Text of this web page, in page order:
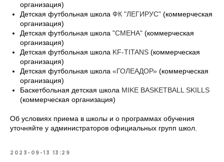
организация)
Детская футбольная школа ФК "ЛЕГИРУС" (коммерческая
организация)
Детская футбольная школа "СМЕНА" (коммерческая
организация)
Детская футбольная школа KF-TITANS (коммерческая
организация)
Детская футбольная школа «ГОЛЕАДОР» (коммерческая
организация)
Баскетбольная детская школа MIKE BASKETBALL SKILLS
(коммерческая организация)
Об условиях приема в школы и о программах обучения
уточняйте у администраторов официальных групп школ.
2023-09-13 13:29